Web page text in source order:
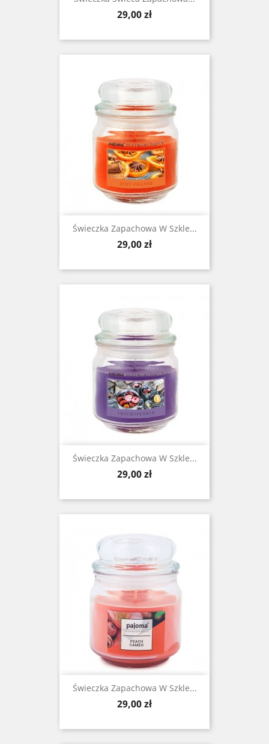
Cena
29,00 zł
Świeczka Zapachowa W Szkle...
Cena
29,00 zł
Świeczka Zapachowa W Szkle...
Cena
29,00 zł
Świeczka Zapachowa W Szkle...
Cena
29,00 zł